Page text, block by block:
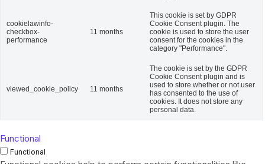
cookielawinfo-
checkbox-
performance
11 months
This cookie is set by GDPR
Cookie Consent plugin. The
cookie is used to store the user
consent for the cookies in the
category "Performance".
viewed_cookie_policy 11 months
The cookie is set by the GDPR
Cookie Consent plugin and is
used to store whether or not user
has consented to the use of
cookies. It does not store any
personal data.
Functional
Functional